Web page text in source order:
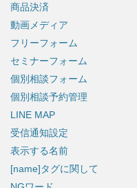
商品決済
動画メディア
フリーフォーム
セミナーフォーム
個別相談フォーム
個別相談予約管理
LINE MAP
受信通知設定
表示する名前
[name]タグに関して